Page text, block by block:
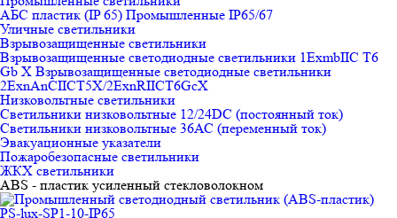
АБС пластик (IP 65) Промышленные IP65/67
Уличные светильники
Взрывозащищенные светильники
Взрывозащищенные светодиодные светильники 1ExmbIIC T6
Gb X Взрывозащищенные светодиодные светильники
2ЕхnAnCIICT5X/2ExnRIICT6GcX
Низковольтные светильники
Светильники низковольтные 12/24DC (постоянный ток)
Светильники низковольтные 36АС (переменный ток)
Эвакуационные указатели
Пожаробезопасные светильники
ЖКХ светильники
ABS - пластик усиленный стекловолокном